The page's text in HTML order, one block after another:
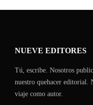
NUEVE EDITORES
Tú, escribe. Nosotros
nuestro quehacer editorial.
viaje como autor.